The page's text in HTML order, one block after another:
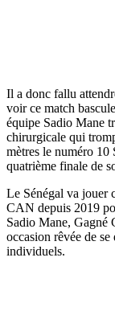
Il a donc fallu
voir ce match
équipe Sadio Mane
chirurgicale qui
mètres le numéro 10
quatrième finale de
Le Sénégal va jouer
CAN depuis 2019
Sadio Mane, Gagné
occasion rêvée de
individuels.